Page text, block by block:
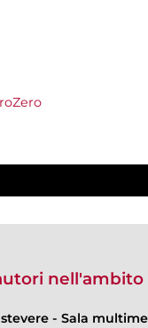
nell'ambito
- Sala